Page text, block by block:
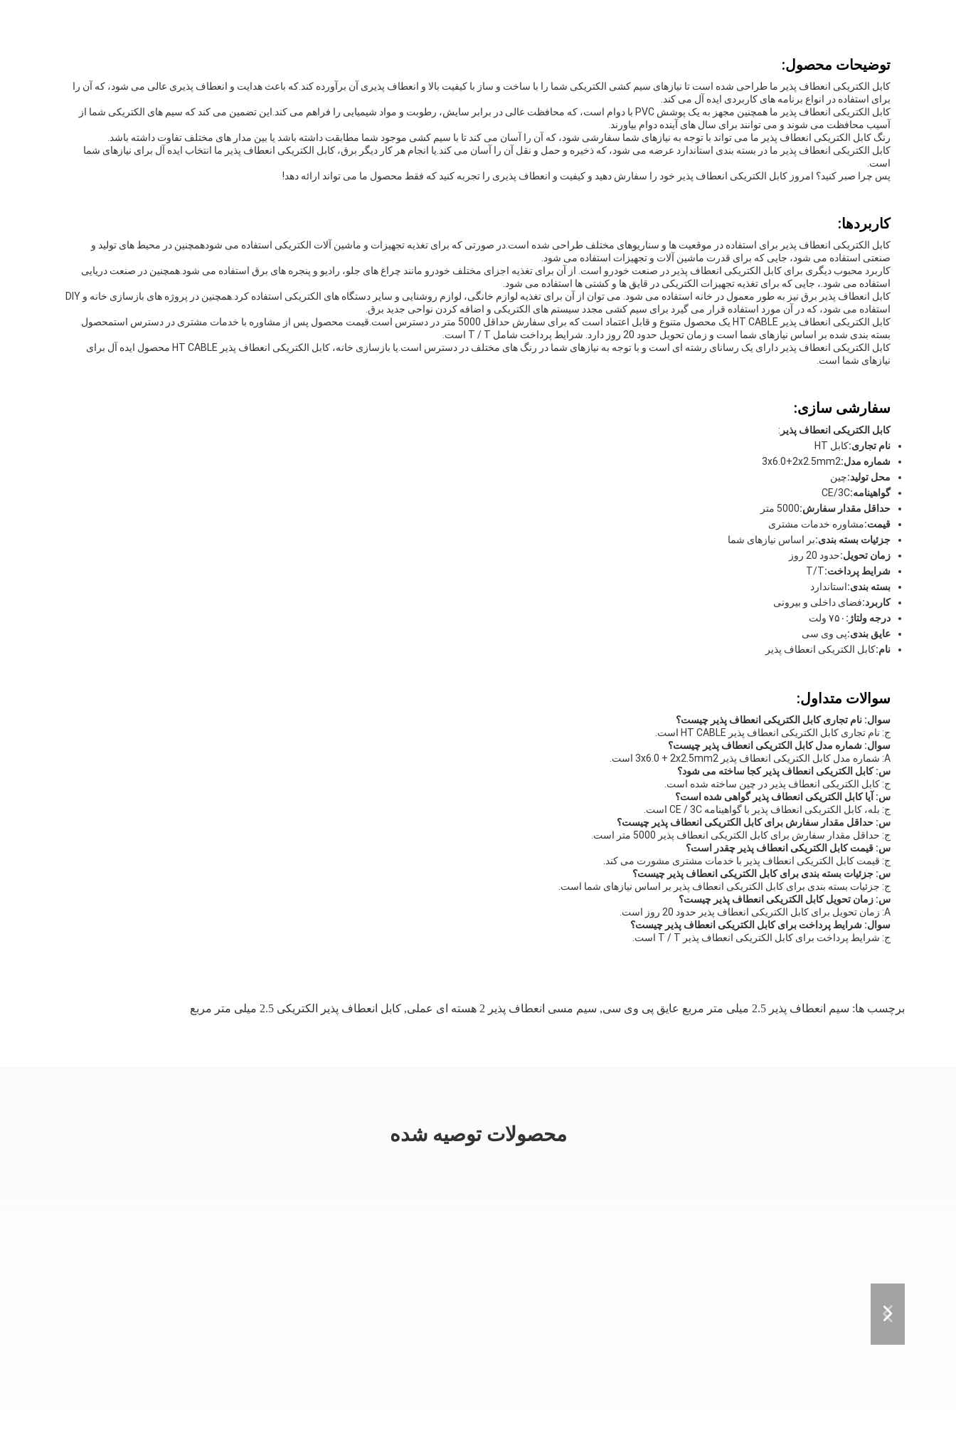
توضیحات محصول:
کابل الکتریکی انعطاف پذیر ما طراحی شده است تا نیازهای سیم کشی الکتریکی شما را با ساخت و ساز با کیفیت بالا و انعطاف پذیری آن برآورده کند.که باعث هدایت و انعطاف پذیری عالی می شود، که آن را
برای استفاده در انواع برنامه های کاربردی ایده آل می کند.
کابل الکتریکی انعطاف پذیر ما همچنین مجهز به یک پوشش PVC با دوام است، که محافظت عالی در برابر سایش، رطوبت و مواد شیمیایی را فراهم می کند.این تضمین می کند که سیم های الکتریکی شما از
آسیب محافظت می شوند و می توانند برای سال های آینده دوام بیاورند.
رنگ کابل الکتریکی انعطاف پذیر ما می تواند با توجه به نیازهای شما سفارشی شود، که آن را آسان می کند تا با سیم کشی موجود شما مطابقت داشته باشد یا بین مدار های مختلف تفاوت داشته باشد.
کابل الکتریکی انعطاف پذیر ما در بسته بندی استاندارد عرضه می شود، که ذخیره و حمل و نقل آن را آسان می کند.یا انجام هر کار دیگر برق، کابل الکتریکی انعطاف پذیر ما انتخاب ایده آل برای نیازهای شما
است.
پس چرا صبر کنید؟ امروز کابل الکتریکی انعطاف پذیر خود را سفارش دهید و کیفیت و انعطاف پذیری را تجربه کنید که فقط محصول ما می تواند ارائه دهد!
کاربردها:
کابل الکتریکی انعطاف پذیر برای استفاده در موقعیت ها و سناریوهای مختلف طراحی شده است.در صورتی که برای تغذیه تجهیزات و ماشین آلات الکتریکی استفاده می شودهمچنین در محیط های تولید و
صنعتی استفاده می شود، جایی که برای قدرت ماشین آلات و تجهیزات استفاده می شود.
کاربرد محبوب دیگری برای کابل الکتریکی انعطاف پذیر در صنعت خودرو است. از آن برای تغذیه اجزای مختلف خودرو مانند چراغ های جلو، رادیو و پنجره های برق استفاده می شود.همچنین در صنعت دریایی
استفاده می شود.، جایی که برای تغذیه تجهیزات الکتریکی در قایق ها و کشتی ها استفاده می شود.
کابل انعطاف پذیر برق نیز به طور معمول در خانه استفاده می شود. می توان از آن برای تغذیه لوازم خانگی، لوازم روشنایی و سایر دستگاه های الکتریکی استفاده کرد.همچنین در پروژه های بازسازی خانه و DIY
استفاده می شود، که در آن مورد استفاده قرار می گیرد برای سیم کشی مجدد سیستم های الکتریکی و اضافه کردن نواحی جدید برق.
کابل الکتریکی انعطاف پذیر HT CABLE یک محصول متنوع و قابل اعتماد است که برای سفارش حداقل 5000 متر در دسترس است.قیمت محصول پس از مشاوره با خدمات مشتری در دسترس استمحصول
بسته بندی شده بر اساس نیازهای شما است و زمان تحویل حدود 20 روز دارد. شرایط پرداخت شامل T / T است.
کابل الکتریکی انعطاف پذیر دارای یک رسانای رشته ای است و با توجه به نیازهای شما در رنگ های مختلف در دسترس است.یا بازسازی خانه، کابل الکتریکی انعطاف پذیر HT CABLE محصول ایده آل برای
نیازهای شما است.
سفارشی سازی:
کابل الکتریکی انعطاف پذیر :
نام تجاری:کابل HT
شماره مدل:3x6.0+2x2.5mm2
محل تولید:چین
گواهینامه:CE/3C
حداقل مقدار سفارش:5000 متر
قیمت:مشاوره خدمات مشتری
جزئیات بسته بندی:بر اساس نیازهای شما
زمان تحویل:حدود 20 روز
شرایط پرداخت:T/T
بسته بندی:استاندارد
کاربرد:فضای داخلی و بیرونی
درجه ولتاژ: ۷۵۰ ولت
عایق بندی:پی وی سی
نام:کابل الکتریکی انعطاف پذیر
سوالات متداول:
سوال: نام تجاری کابل الکتریکی انعطاف پذیر چیست؟
ج: نام تجاری کابل الکتریکی انعطاف پذیر HT CABLE است.
سوال: شماره مدل کابل الکتریکی انعطاف پذیر چیست؟
A: شماره مدل کابل الکتریکی انعطاف پذیر 3x6.0 + 2x2.5mm2 است.
س: کابل الکتریکی انعطاف پذیر کجا ساخته می شود؟
ج: کابل الکتریکی انعطاف پذیر در چین ساخته شده است.
س: آیا کابل الکتریکی انعطاف پذیر گواهی شده است؟
ج: بله، کابل الکتریکی انعطاف پذیر با گواهینامه CE / 3C است.
س: حداقل مقدار سفارش برای کابل الکتریکی انعطاف پذیر چیست؟
ج: حداقل مقدار سفارش برای کابل الکتریکی انعطاف پذیر 5000 متر است.
س: قیمت کابل الکتریکی انعطاف پذیر چقدر است؟
ج: قیمت کابل الکتریکی انعطاف پذیر با خدمات مشتری مشورت می کند.
س: جزئیات بسته بندی برای کابل الکتریکی انعطاف پذیر چیست؟
ج: جزئیات بسته بندی برای کابل الکتریکی انعطاف پذیر بر اساس نیازهای شما است.
س: زمان تحویل کابل الکتریکی انعطاف پذیر چیست؟
A: زمان تحویل برای کابل الکتریکی انعطاف پذیر حدود 20 روز است.
سوال: شرایط پرداخت برای کابل الکتریکی انعطاف پذیر چیست؟
ج: شرایط پرداخت برای کابل الکتریکی انعطاف پذیر T / T است.
برچسب ها: سیم انعطاف پذیر 2.5 میلی متر مربع عایق پی وی سی , سیم مسی انعطاف پذیر 2 هسته ای عملی , کابل انعطاف پذیر الکتریکی 2.5 میلی متر مربع
محصولات توصیه شده